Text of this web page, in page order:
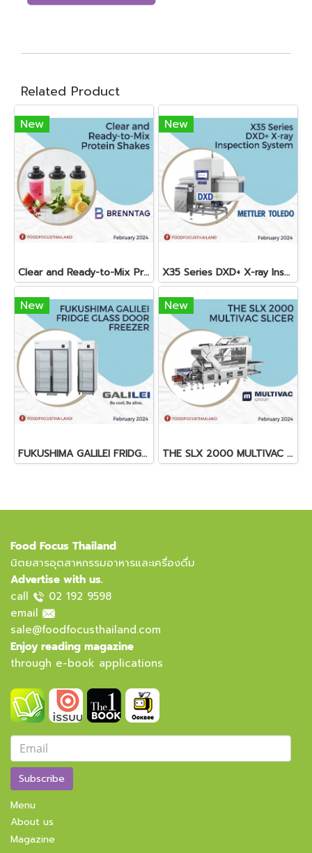
Related Product
New
Clear and Ready-to-Mix Protein Shakes
New
X35 Series DXD+ X-ray Inspection System
New
FUKUSHIMA GALILEI FRIDGE GLASS DOOR FREEZER
New
THE SLX 2000 MULTIVAC SLICER
Food Focus Thailand
นิตยสารอุตสาหกรรมอาหารและเครื่องดื่ม
Advertise with us.
call
02 192 9598
email
sale@foodfocusthailand.com
Enjoy reading magazine
through e-book applications
Subscribe
Menu
About us
Magazine